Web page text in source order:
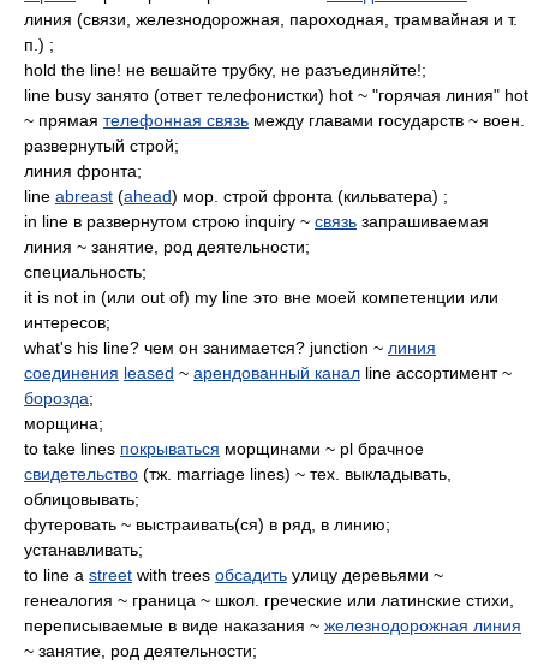
линия (связи, железнодорожная, пароходная, трамвайная и т.
п.) ;
hold the line! не вешайте трубку, не разъединяйте!;
line busy занято (ответ телефонистки) hot ~ "горячая линия" hot
~ прямая телефонная связь между главами государств ~ воен.
развернутый строй;
линия фронта;
line abreast (ahead) мор. строй фронта (кильватера) ;
in line в развернутом строю inquiry ~ связь запрашиваемая
линия ~ занятие, род деятельности;
специальность;
it is not in (или out of) my line это вне моей компетенции или
интересов;
what's his line? чем он занимается? junction ~ линия
соединения leased ~ арендованный канал line ассортимент ~
борозда;
морщина;
to take lines покрываться морщинами ~ pl брачное
свидетельство (тж. marriage lines) ~ тех. выкладывать,
облицовывать;
футеровать ~ выстраивать(ся) в ряд, в линию;
устанавливать;
to line a street with trees обсадить улицу деревьями ~
генеалогия ~ граница ~ школ. греческие или латинские стихи,
переписываемые в виде наказания ~ железнодорожная линия
~ занятие, род деятельности;